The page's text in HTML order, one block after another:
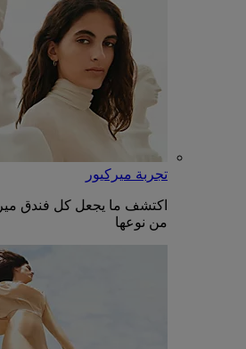
تجربة ميركيور
اكتشف ما يجعل كل فندق
من نوعها